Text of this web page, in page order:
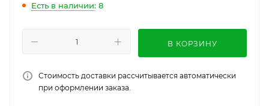
Есть в наличии: 8
В КОРЗИНУ
Стоимость доставки рассчитывается автоматически
при оформлении заказа.